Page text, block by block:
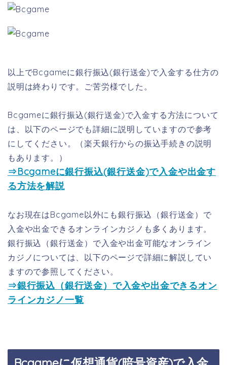
以上でBcgameに銀行振込(銀行送金)で入金する仕方の
説明は終わりです。ご苦労様でした。
Bcgameに銀行振込(銀行送金)で入金する方法について
は、以下のページでも詳細に説明していますので参考
にしてください。（楽天銀行からの振込手続きの説明
もあります。）
⇒Bcgameに銀行振込(銀行送金)で入金や出金す
る方法を解説
なお現在はBcgame以外にも銀行振込（銀行送金）で
入金や出金できるオンラインカジノも多くあります。
銀行振込（銀行送金）で入金や出金可能なオンライン
カジノについては、以下のページで詳細に解説してい
ますので参照してください。
⇒銀行振込（銀行送金）で入金や出金できるオン
ラインカジノ一覧